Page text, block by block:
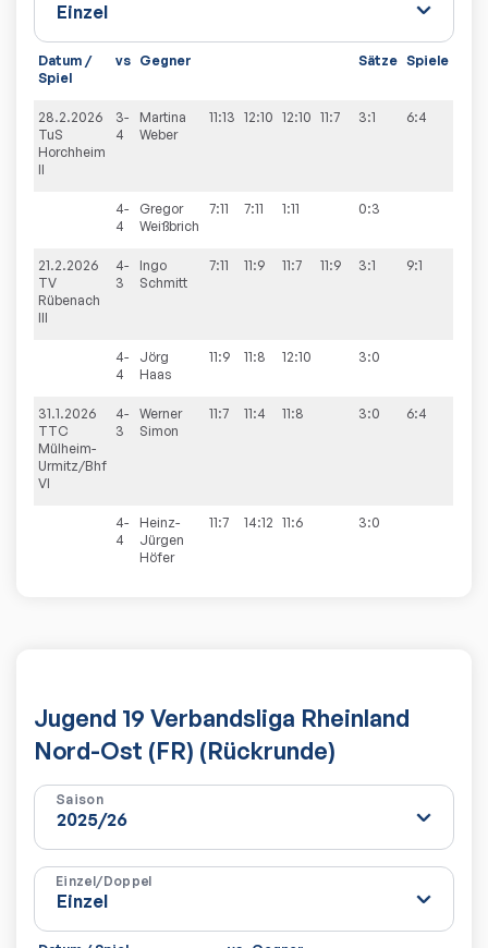
Datum /
Spiel
vs Gegner Sätze Spiele
28.2.2026
TuS
Horchheim
II
3-
4
Martina
Weber
11:13 12:10 12:10 11:7 3:1 6:4
4-
4
Gregor
Weißbrich
7:11 7:11 1:11 0:3
21.2.2026
TV
Rübenach
III
4-
3
Ingo
Schmitt
7:11 11:9 11:7 11:9 3:1 9:1
4-
4
Jörg
Haas
11:9 11:8 12:10 3:0
31.1.2026
TTC
Mülheim-
Urmitz/Bhf
VI
4-
3
Werner
Simon
11:7 11:4 11:8 3:0 6:4
4-
4
Heinz-
Jürgen
Höfer
11:7 14:12 11:6 3:0
Jugend 19 Verbandsliga Rheinland
Nord-Ost (FR) (Rückrunde)
Saison
Einzel/Doppel